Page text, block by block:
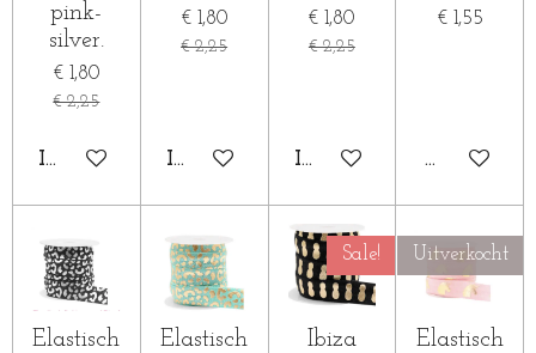
pink-
silver.
€ 1,80
€ 2,25
IN WINKELWAGEN
€ 1,80
€ 2,25
IN WINKELWAGEN
€ 1,80
€ 2,25
IN WINKELWAGEN
€ 1,55
HOUD MIJ
Elastisch
Elastisch
Sale!
Ibiza
Uitverkocht
Elastisch